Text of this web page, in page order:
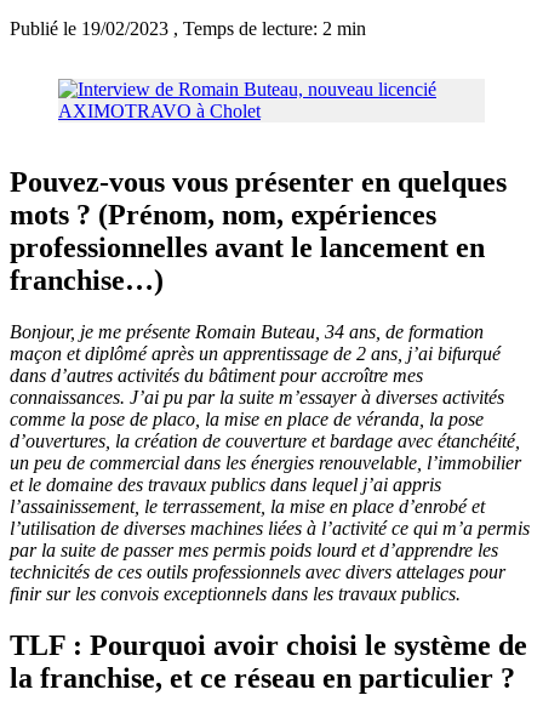
Publié le 19/02/2023 , Temps de lecture: 2 min
Pouvez-vous vous présenter en quelques
mots ? (Prénom, nom, expériences
professionnelles avant le lancement en
franchise…)
Bonjour, je me présente Romain Buteau, 34 ans, de formation
maçon et diplômé après un apprentissage de 2 ans, j’ai bifurqué
dans d’autres activités du bâtiment pour accroître mes
connaissances. J’ai pu par la suite m’essayer à diverses activités
comme la pose de placo, la mise en place de véranda, la pose
d’ouvertures, la création de couverture et bardage avec étanchéité,
un peu de commercial dans les énergies renouvelable, l’immobilier
et le domaine des travaux publics dans lequel j’ai appris
l’assainissement, le terrassement, la mise en place d’enrobé et
l’utilisation de diverses machines liées à l’activité ce qui m’a permis
par la suite de passer mes permis poids lourd et d’apprendre les
technicités de ces outils professionnels avec divers attelages pour
finir sur les convois exceptionnels dans les travaux publics.
TLF : Pourquoi avoir choisi le système de
la franchise, et ce réseau en particulier ?